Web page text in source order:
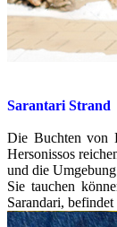
Sarantari Strand
Die Buchten von
Hersonissos
und die
Sie tauchen
Sarandari,